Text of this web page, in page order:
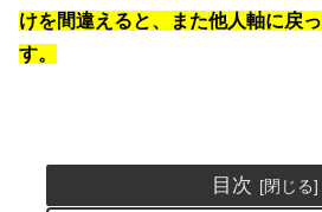
けを間違えると、また他人軸に戻
す。
目次